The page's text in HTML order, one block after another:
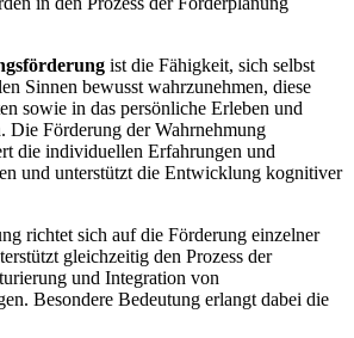
ist die Fähigkeit, sich selbst
Sinnen bewusst wahrzunehmen, diese
sowie in das persönliche Erleben und
Die Förderung der Wahrnehmung
die individuellen Erfahrungen und
und unterstützt die Entwicklung kognitiver
richtet sich auf die Förderung einzelner
gleichzeitig den Prozess der
und Integration von
Besondere Bedeutung erlangt dabei die